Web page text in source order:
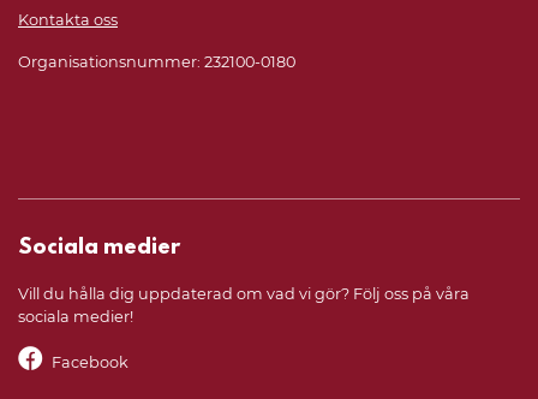
Kontakta oss
Organisationsnummer: 232100-0180
Sociala medier
Vill du hålla dig uppdaterad om vad vi gör? Följ oss på våra
sociala medier!
Facebook